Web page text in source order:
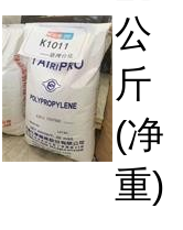
公
斤
(净
重)